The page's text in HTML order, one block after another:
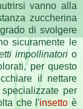
vanno alla
zuccherina
di svolgere
sicuramente le
impollinatori o
per questo
il nettare
per
che l'insetto è